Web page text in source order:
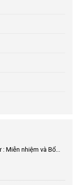
Miễn nhiệm và Bổ...